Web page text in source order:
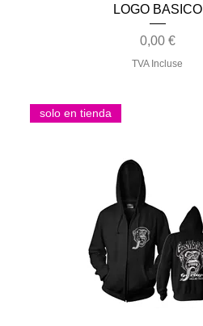
Aperçu rapide
LOGO BASICO
Prix
0,00 €
TVA Incluse
solo en tienda